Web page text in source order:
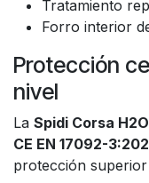
Tratamiento
Forro interior
Protección
nivel
La Spidi Corsa
CE EN 17092-
protección